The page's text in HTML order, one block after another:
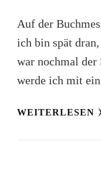
Auf der
ich bin spät
war nochmal der
werde ich mit
WEITERLESEN